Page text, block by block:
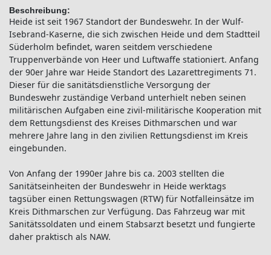
Beschreibung:
Heide ist seit 1967 Standort der Bundeswehr. In der Wulf-
Isebrand-Kaserne, die sich zwischen Heide und dem Stadtteil
Süderholm befindet, waren seitdem verschiedene
Truppenverbände von Heer und Luftwaffe stationiert. Anfang
der 90er Jahre war Heide Standort des Lazarettregiments 71.
Dieser für die sanitätsdienstliche Versorgung der
Bundeswehr zuständige Verband unterhielt neben seinen
militärischen Aufgaben eine zivil-militärische Kooperation mit
dem Rettungsdienst des Kreises Dithmarschen und war
mehrere Jahre lang in den zivilien Rettungsdienst im Kreis
eingebunden.
Von Anfang der 1990er Jahre bis ca. 2003 stellten die
Sanitätseinheiten der Bundeswehr in Heide werktags
tagsüber einen Rettungswagen (RTW) für Notfalleinsätze im
Kreis Dithmarschen zur Verfügung. Das Fahrzeug war mit
Sanitätssoldaten und einem Stabsarzt besetzt und fungierte
daher praktisch als NAW.